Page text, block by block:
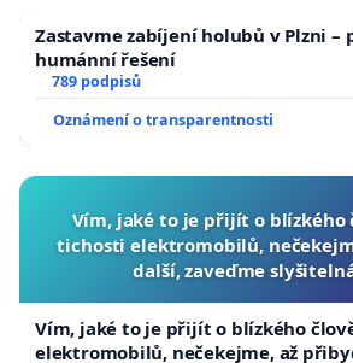
Zastavme zabíjení holubů v Plzni –
humánní řešení
789 podpisů
Oznámení o transparentnosti
Vím, jaké to je přijít o blízkého
tichosti elektromobilů,
další, zaveďme
Vím, jaké to je přijít o blízkého
elektromobilů, nečekejme, až